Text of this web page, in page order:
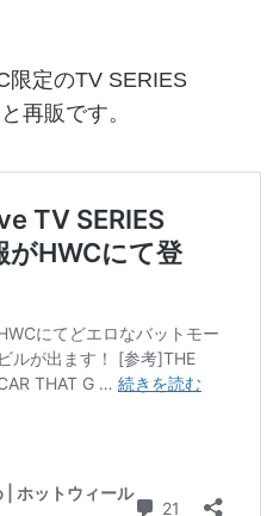
限定のTV SERIES
再販です。